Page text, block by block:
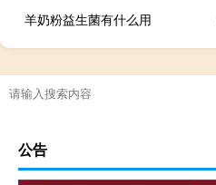
羊奶粉益生菌有什么用
公告